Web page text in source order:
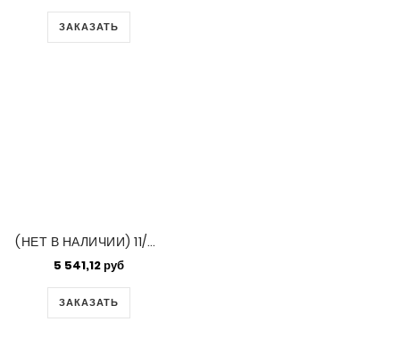
ЗАКАЗАТЬ
(НЕТ В НАЛИЧИИ) 11/0 Round Picasso Smoky Black Matte-125 Gm/bg (4511)
5 541,12 руб
ЗАКАЗАТЬ